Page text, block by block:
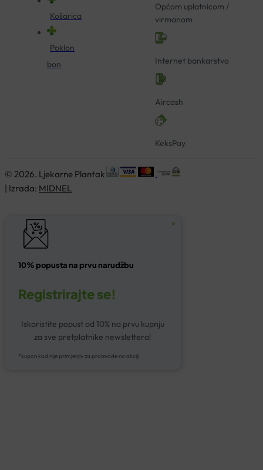
Košarica
Poklon
bon
Općom uplatnicom /
virmanom
Internet bankarstvo
Aircash
KeksPay
© 2026. Ljekarne Plantak
| Izrada: MIDNEL
10% popusta na prvu narudžbu
Registrirajte se!
Iskoristite popust od 10% na prvu kupnju
za sve pretplatnike newslettera!
*kupon kod nije primjenjiv za proizvode na akciji